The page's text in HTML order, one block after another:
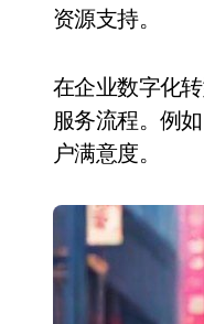
资源支持。
在企业数字化
服务流程。例
户满意度。